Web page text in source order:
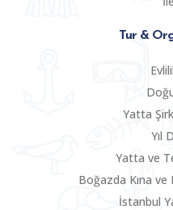
Tur &
Yatta
Yıl
Yatta ve
Boğazda Kına
İstanbul